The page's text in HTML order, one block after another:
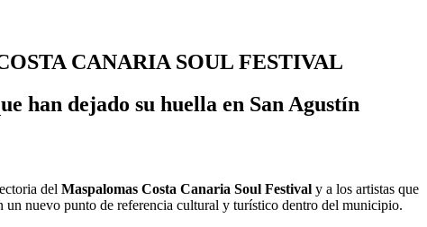
CANARIA SOUL FESTIVAL
han dejado su huella en San Agustín
del Maspalomas Costa Canaria Soul Festival y a los artistas que
un nuevo punto de referencia cultural y turístico dentro del municipio.